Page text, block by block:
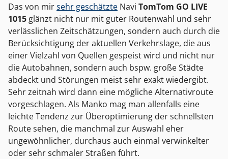
Das von mirsehr geschätzte Navi TomTom GO LIVE
1015 glänzt nicht nur mit guter Routenwahl und sehr
verlässlichen Zeitschätzungen, sondern auch durch die
Berücksichtigung der aktuellen Verkehrslage, die aus
einer Vielzahl von Quellen gespeist wird und nicht nur
die Autobahnen, sondern auch bspw. große Städte
abdeckt und Störungen meist sehr exakt wiedergibt.
Sehr zeitnah wird dann eine mögliche Alternativroute
vorgeschlagen. Als Manko mag man allenfalls eine
leichte Tendenz zur Überoptimierung der schnellsten
Route sehen, die manchmal zur Auswahl eher
ungewöhnlicher, durchaus auch einmal verwinkelter
oder sehr schmaler Straßen führt.